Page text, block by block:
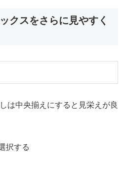
クスをさらに見やすく
は中央揃えにすると見栄えが良
択する